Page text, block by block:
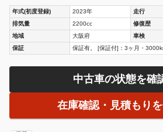
年式(初度登録) 2023年 走行
排気量
2200cc 修復歴
地域
大阪府 車検
保証
保証有。 [保証付]：3ヶ月・
中古車の状態を確
在庫確認・見積もり